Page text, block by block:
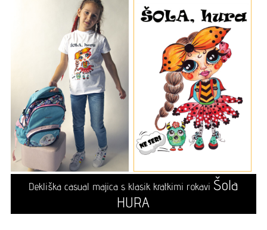
Dekliška casual majica s klasik kratkimi rokavi Šola
HURA